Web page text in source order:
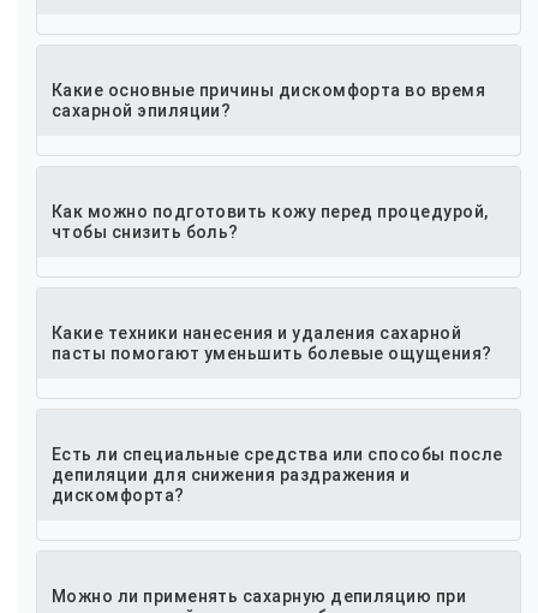
Какие основные причины дискомфорта во время
сахарной эпиляции?
Как можно подготовить кожу перед процедурой,
чтобы снизить боль?
Какие техники нанесения и удаления сахарной
пасты помогают уменьшить болевые ощущения?
Есть ли специальные средства или способы после
депиляции для снижения раздражения и
дискомфорта?
Можно ли применять сахарную депиляцию при